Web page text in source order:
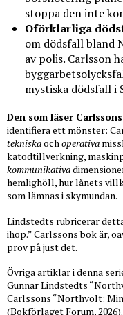
stoppa den inte
Oförklarliga
om dödsfall bland
av polis. Carlsson
mystiska dödsfall i
Den som läser
identifiera ett mönster:
tekniskaochoperativa
katodtillverkning,
kommunikativa
hemlighöll, hur lånets
som lämnas i skymundan.
Lindstedts rubricerar
ihop.” Carlssons bok är,
prov på just det.
Övriga artiklar i denna
Gunnar Lindstedts
Carlssons “Northvolt:
(Bokförlaget Forum, 2026).